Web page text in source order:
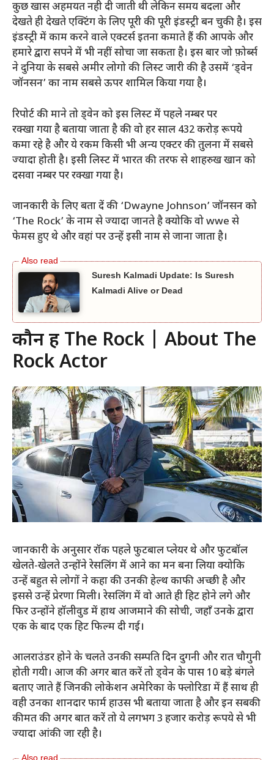
कुछ खास अहमयत नही दी जाती थी लेकिन समय बदला और
देखते ही देखते एक्टिंग के लिए पूरी की पूरी इंडस्ट्री बन चुकी है। इस
इंडस्ट्री में काम करने वाले एक्टर्स इतना कमाते हैं की आपके और
हमारे द्वारा सपने में भी नहीं सोचा जा सकता है। इस बार जो फ़ोर्ब्स
ने दुनिया के सबसे अमीर लोगो की लिस्ट जारी की है उसमें ‘ड्वेन
जॉनसन’ का नाम सबसे ऊपर शामिल किया गया है।
रिपोर्ट की माने तो ड्वेन को इस लिस्ट में पहले नम्बर पर
रक्खा गया है बताया जाता है की वो हर साल 432 करोड़ रूपये
कमा रहे है और ये रकम किसी भी अन्य एक्टर की तुलना में सबसे
ज्यादा होती है। इसी लिस्ट में भारत की तरफ से शाहरुख खान को
दसवा नम्बर पर रक्खा गया है।
जानकारी के लिए बता दें की ‘Dwayne Johnson’ जॉनसन को
‘The Rock’ के नाम से ज्यादा जानते है क्योकि वो wwe से
फेमस हुए थे और वहां पर उन्हें इसी नाम से जाना जाता है।
Suresh Kalmadi Update: Is Suresh
Kalmadi Alive or Dead
कौन हैं The Rock | About The
Rock Actor
जानकारी के अनुसार रॉक पहले फुटबाल प्लेयर थे और फुटबॉल
खेलते-खेलते उन्होंने रेसलिंग में आने का मन बना लिया क्योकि
उन्हें बहुत से लोगों ने कहा की उनकी हेल्थ काफी अच्छी है और
इससे उन्हें प्रेरणा मिली। रेसलिंग में वो आते ही हिट होने लगे और
फिर उन्होंने हॉलीवुड में हाथ आजमाने की सोची, जहाँ उनके द्वारा
एक के बाद एक हिट फिल्म दी गई।
आलराउंडर होने के चलते उनकी सम्पति दिन दुगनी और रात चौगुनी
होती गयी। आज की अगर बात करें तो ड्वेन के पास 10 बड़े बंगले
बताए जाते हैं जिनकी लोकेशन अमेरिका के फ्लोरिडा में हैं साथ ही
वही उनका शानदार फार्म हाउस भी बताया जाता है और इन सबकी
कीमत की अगर बात करें तो ये लगभग 3 हजार करोड़ रूपये से भी
ज्यादा आंकी जा रही है।